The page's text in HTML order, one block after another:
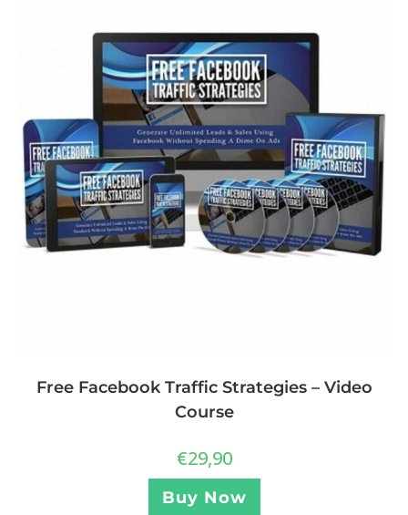
Free Facebook Traffic Strategies – Video
Course
€29,90
Buy Now